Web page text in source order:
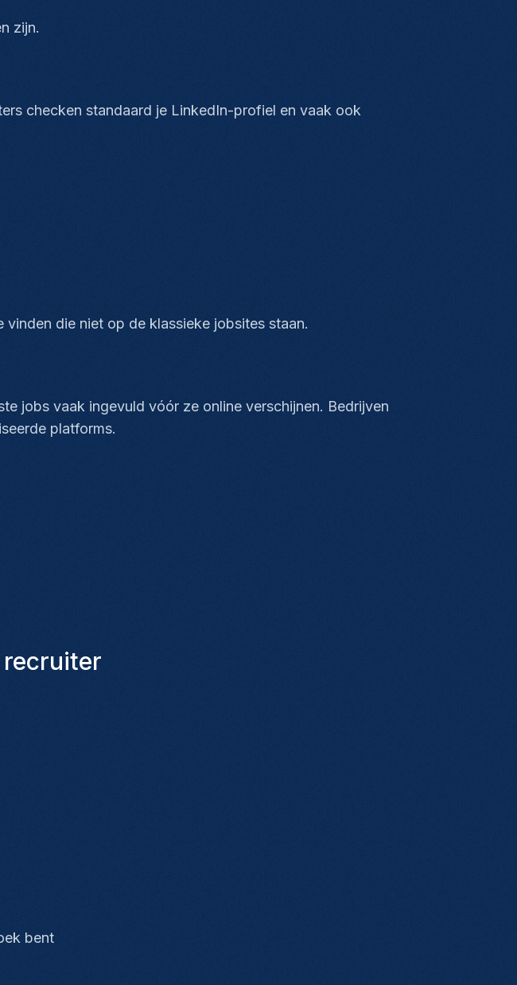
zijn.
checken standaard je LinkedIn-profiel en vaak ook
vinden die niet op de klassieke jobsites staan.
jobs vaak ingevuld vóór ze online verschijnen. Bedrijven
platforms.
recruiter
bent